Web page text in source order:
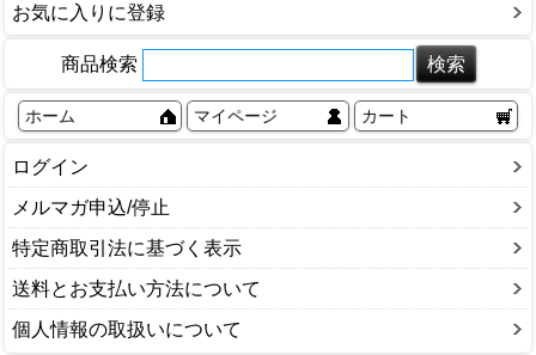
お気に入りに登録
商品検索
ホーム マイページ カート
ログイン
メルマガ申込/停止
特定商取引法に基づく表示
送料とお支払い方法について
個人情報の取扱いについて